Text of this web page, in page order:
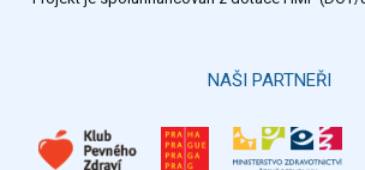
NAŠI PARTNEŘI